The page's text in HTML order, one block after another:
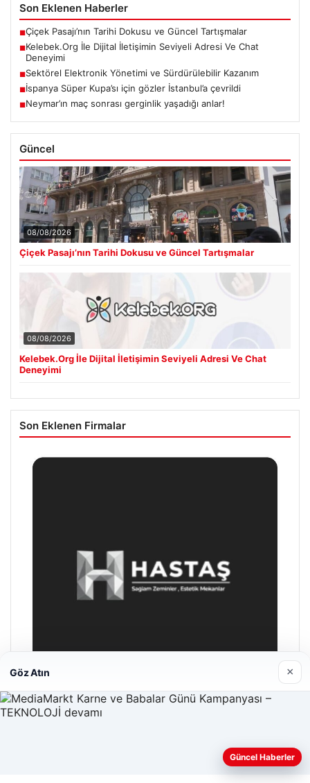
Son Eklenen Haberler
■Çiçek Pasajı’nın Tarihi Dokusu ve Güncel Tartışmalar
■Kelebek.Org İle Dijital İletişimin Seviyeli Adresi Ve Chat
Deneyimi
■Sektörel Elektronik Yönetimi ve Sürdürülebilir Kazanım
■İspanya Süper Kupa’sı için gözler İstanbul’a çevrildi
■Neymar’ın maç sonrası gerginlik yaşadığı anlar!
Güncel
08/08/2026
Çiçek Pasajı’nın Tarihi Dokusu ve Güncel Tartışmalar
08/08/2026
Kelebek.Org İle Dijital İletişimin Seviyeli Adresi Ve Chat
Deneyimi
Son Eklenen Firmalar
Web sitemizi nasıl kullandığınızı daha iyi anlayabilmek,
Göz Atın ×
Güncel Haberler